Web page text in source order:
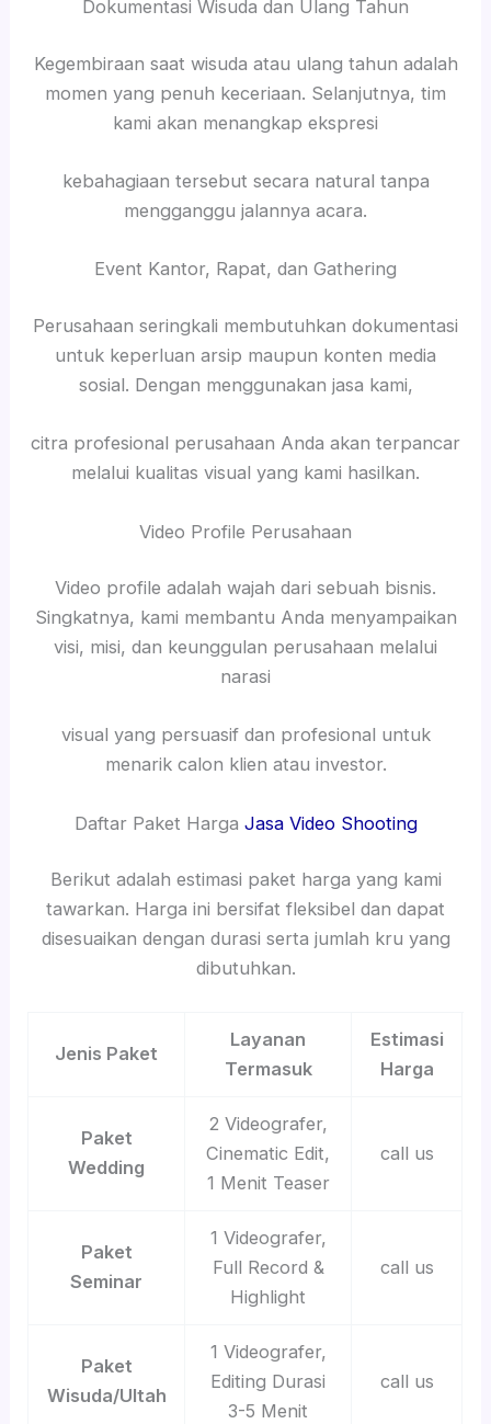
Dokumentasi Wisuda dan Ulang Tahun
Kegembiraan saat wisuda atau ulang tahun adalah
momen yang penuh keceriaan. Selanjutnya, tim
kami akan menangkap ekspresi
kebahagiaan tersebut secara natural tanpa
mengganggu jalannya acara.
Event Kantor, Rapat, dan Gathering
Perusahaan seringkali membutuhkan dokumentasi
untuk keperluan arsip maupun konten media
sosial. Dengan menggunakan jasa kami,
citra profesional perusahaan Anda akan terpancar
melalui kualitas visual yang kami hasilkan.
Video Profile Perusahaan
Video profile adalah wajah dari sebuah bisnis.
Singkatnya, kami membantu Anda menyampaikan
visi, misi, dan keunggulan perusahaan melalui
narasi
visual yang persuasif dan profesional untuk
menarik calon klien atau investor.
Daftar Paket Harga Jasa Video Shooting
Berikut adalah estimasi paket harga yang kami
tawarkan. Harga ini bersifat fleksibel dan dapat
disesuaikan dengan durasi serta jumlah kru yang
dibutuhkan.
Jenis Paket
Layanan
Termasuk
Estimasi
Harga
Paket
Wedding
2 Videografer,
Cinematic Edit,
1 Menit Teaser
call us
Paket
Seminar
1 Videografer,
Full Record &
Highlight
call us
Paket
Wisuda/Ultah
1 Videografer,
Editing Durasi
3-5 Menit
call us